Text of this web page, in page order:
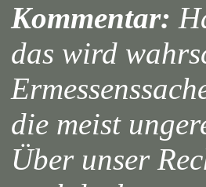
Kommentar:
das wird
die meist
Über unser